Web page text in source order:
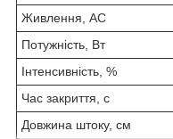
Живлення, АС
Потужність, Вт
Інтенсивність, %
Час закриття, с
Довжина штоку, см